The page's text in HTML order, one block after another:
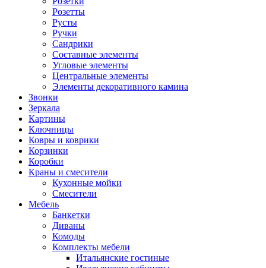
Розетты
Русты
Ручки
Сандрики
Составные элементы
Угловые элементы
Центральные элементы
Элементы декоративного камина
Звонки
Зеркала
Картины
Ключницы
Ковры и коврики
Корзинки
Коробки
Краны и смесители
Кухонные мойки
Смесители
Мебель
Банкетки
Диваны
Комоды
Комплекты мебели
Итальянские гостиные